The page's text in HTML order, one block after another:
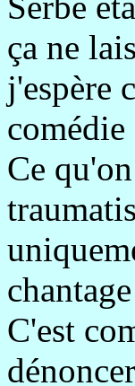
ça ne
j'espère
Ce
C'est